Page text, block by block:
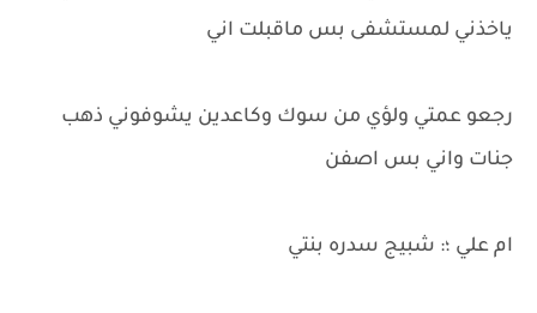
ياخذني لمستشفى بس ماقبلت اني
رجعو عمتي ولؤي من سوك وكاعدين يشوفوني ذهب
جنات واني بس اصفن
ام علي ؛: شبيج سدره بنتي